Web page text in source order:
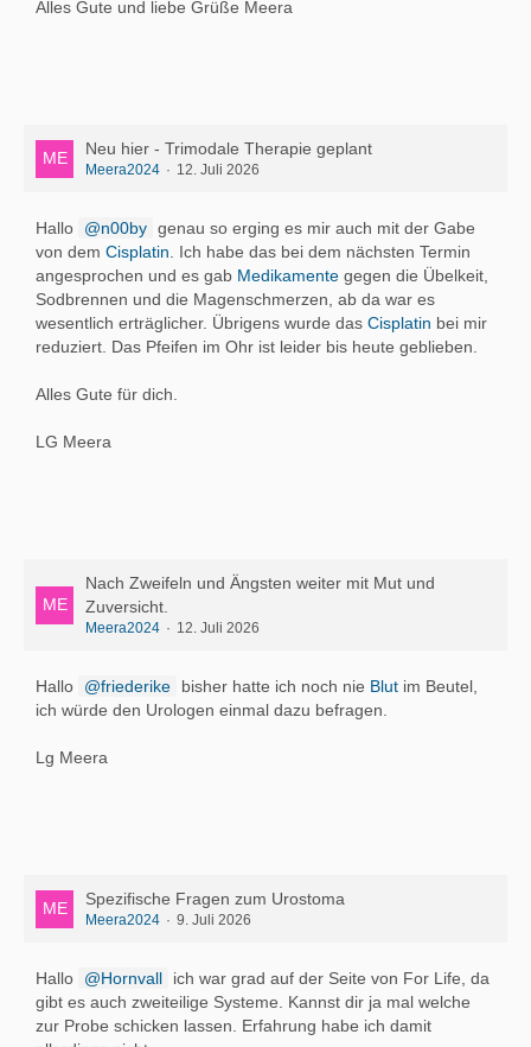
Alles Gute und liebe Grüße Meera
Neu hier - Trimodale Therapie geplant
Meera2024 12. Juli 2026
Hallo n00by genau so erging es mir auch mit der Gabe
von dem Cisplatin . Ich habe das bei dem nächsten Termin
angesprochen und es gab Medikamente gegen die Übelkeit,
Sodbrennen und die Magenschmerzen, ab da war es
wesentlich erträglicher. Übrigens wurde das Cisplatin bei mir
reduziert. Das Pfeifen im Ohr ist leider bis heute geblieben.
Alles Gute für dich.
LG Meera
Nach Zweifeln und Ängsten weiter mit Mut und
Zuversicht.
Meera2024 12. Juli 2026
Hallo friederike bisher hatte ich noch nie Blut im Beutel,
ich würde den Urologen einmal dazu befragen.
Lg Meera
Spezifische Fragen zum Urostoma
Meera2024 9. Juli 2026
Hallo Hornvall
ich war grad auf der Seite von For Life, da
gibt es auch zweiteilige Systeme. Kannst dir ja mal welche
zur Probe schicken lassen. Erfahrung habe ich damit